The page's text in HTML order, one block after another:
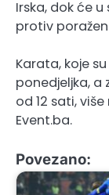
Irska, dok će
protiv
Karata, koje
ponedjeljka,
od 12 sati,
Event.ba.
Povezano: